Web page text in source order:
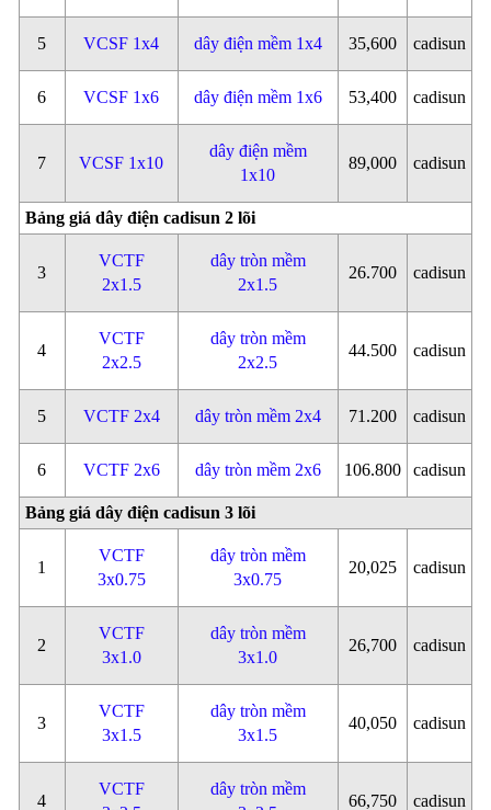
5 VCSF 1x4 dây điện mềm 1x4 35,600 cadisun
6 VCSF 1x6 dây điện mềm 1x6 53,400 cadisun
7 VCSF 1x10
dây điện mềm
1x10
89,000 cadisun
Bảng giá dây điện cadisun 2 lõi
3
VCTF
2x1.5
dây tròn mềm
2x1.5
26.700 cadisun
4
VCTF
2x2.5
dây tròn mềm
2x2.5
44.500 cadisun
5 VCTF 2x4 dây tròn mềm 2x4 71.200 cadisun
6 VCTF 2x6 dây tròn mềm 2x6 106.800 cadisun
Bảng giá dây điện cadisun 3 lõi
1
VCTF
3x0.75
dây tròn mềm
3x0.75
20,025 cadisun
2
VCTF
3x1.0
dây tròn mềm
3x1.0
26,700 cadisun
3
VCTF
3x1.5
dây tròn mềm
3x1.5
40,050 cadisun
4
VCTF
dây tròn mềm
66,750 cadisun